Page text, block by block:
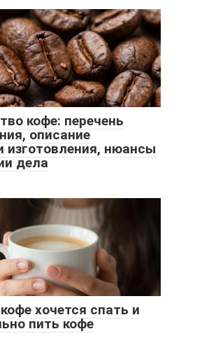
кофе: перечень
описание
изготовления, нюансы
дела
хочется спать и
пить кофе